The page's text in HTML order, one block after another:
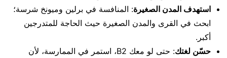
استهدف المدن الصغيرة: المنافسة في برلين وميونخ شرسة؛
ابحث في القرى والمدن الصغيرة حيث الحاجة للمتدرجين
أكبر.
حسّن لغتك
: حتى لو معك B2، استمر في الممارسة، لأن